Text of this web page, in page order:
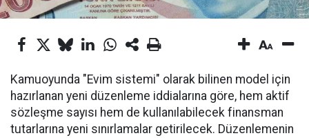
Kamuoyunda "Evim sistemi" olarak bilinen model için
hazırlanan yeni düzenleme iddialarına göre, hem aktif
sözleşme sayısı hem de kullanılabilecek finansman
tutarlarına yeni sınırlamalar getirilecek. Düzenlemenin